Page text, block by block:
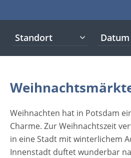
id="attachment_3637"
Herzen von Brandenburg
Romantik der
Weihnachtsmärkten in
type="basic"] Anzeige
Standort
Weihnachten hat in Potsdam
Charme. Zur Weihnachtszeit
in eine Stadt mit winterlichem
Innenstadt duftet wunderbar